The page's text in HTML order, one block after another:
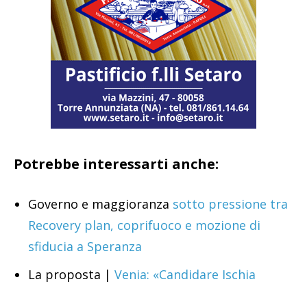
Potrebbe interessarti anche:
Governo e maggioranza sotto pressione tra
Recovery plan, coprifuoco e mozione di
sfiducia a Speranza
La proposta | Venia: «Candidare Ischia